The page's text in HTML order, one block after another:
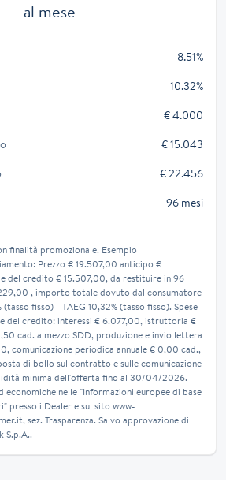
al mese
8.51%
10.32%
€ 4.000
€ 15.043
€ 22.456
96 mesi
finalità promozionale. Esempio
Prezzo € 19.507,00 anticipo €
credito € 15.507,00, da restituire in 96
, importo totale dovuto dal consumatore
fisso) - TAEG 10,32% (tasso fisso). Spese
del credito: interessi € 6.077,00, istruttoria €
cad. a mezzo SDD, produzione e invio lettera
comunicazione periodica annuale € 0,00 cad.,
di bollo sul contratto e sulle comunicazione
minima dell'offerta fino al 30/04/2026.
nelle "Informazioni europee di base
presso i Dealer e sul sito www-
sez. Trasparenza. Salvo approvazione di
S.p.A..